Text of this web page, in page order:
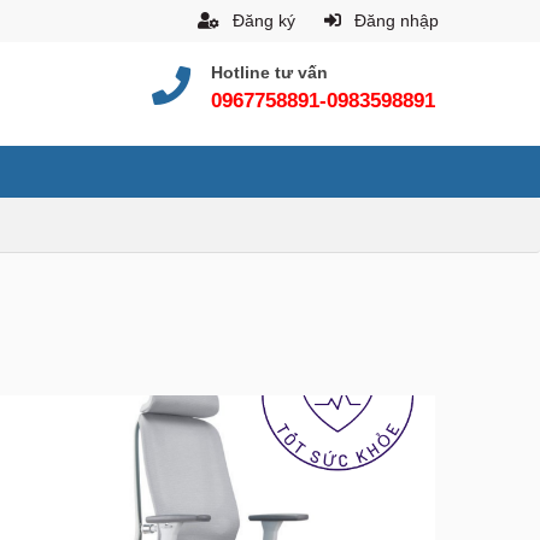
Đăng ký Đăng nhập
Hotline tư vấn
0967758891-0983598891